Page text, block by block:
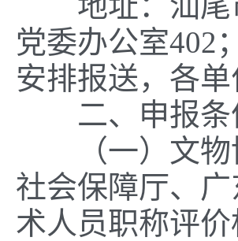
党委办公室402
安排报送，各
二、申报条
（一）文物博
社会保障厅、
术人员职称评